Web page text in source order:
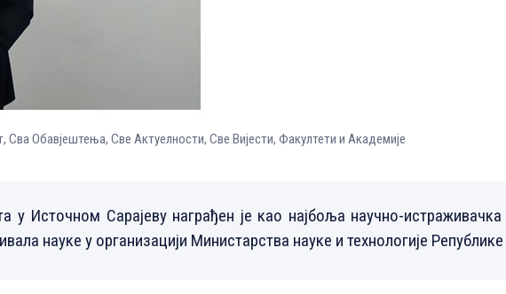
, Сва Обавјештења, Све Aктуелности, Све Вијести, Факултети и Академије
у Источном Сарајеву награђен је као најбоља научно-истраживачка
науке у организацији Министарства науке и технологије